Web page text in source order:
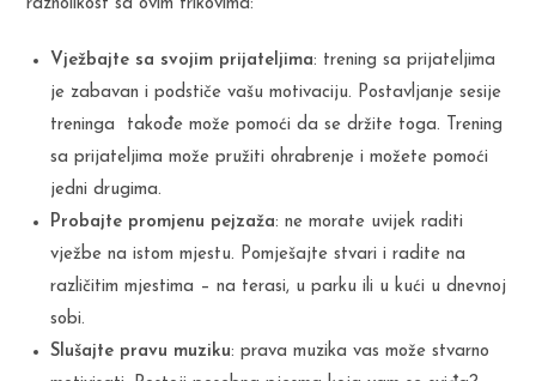
raznolikost sa ovim trikovima:
Vježbajte sa svojim prijateljima: trening sa prijateljima
je zabavan i podstiče vašu motivaciju. Postavljanje sesije
treninga takođe može pomoći da se držite toga. Trening
sa prijateljima može pružiti ohrabrenje i možete pomoći
jedni drugima.
Probajte promjenu pejzaža: ne morate uvijek raditi
vježbe na istom mjestu. Pomješajte stvari i radite na
različitim mjestima – na terasi, u parku ili u kući u dnevnoj
sobi.
Slušajte pravu muziku: prava muzika vas može stvarno